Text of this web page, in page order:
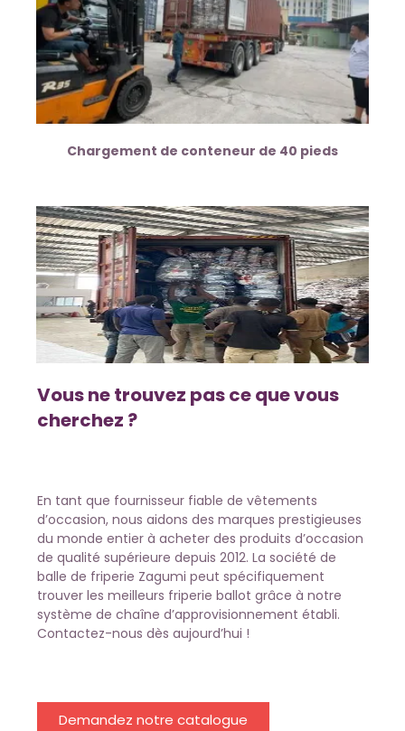
Chargement de conteneur de 40 pieds
Vous ne trouvez pas ce que vous
cherchez ?
En tant que fournisseur fiable de vêtements
d’occasion, nous aidons des marques prestigieuses
du monde entier à acheter des produits d’occasion
de qualité supérieure depuis 2012. La société de
balle de friperie Zagumi peut spécifiquement
trouver les meilleurs friperie ballot grâce à notre
système de chaîne d’approvisionnement établi.
Contactez-nous dès aujourd’hui !
Demandez notre catalogue